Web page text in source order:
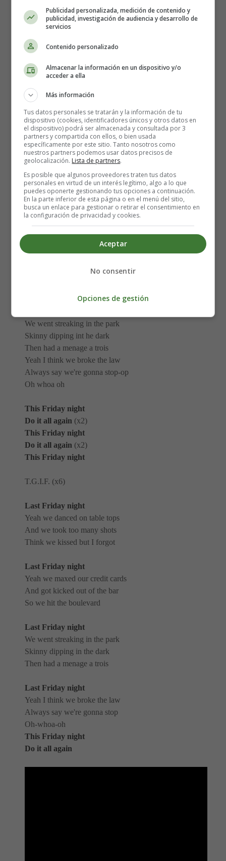
Don't know what to tell my boss
Think the city towed my car
With my favorite party dress
Think I need a ginger ale
That was such an epic fail
Pictures of last night
Ended up online, I'm screwed
Oh well
It's a blacked out blur
But I'm pretty sure it ruled
Damn
Last Friday night
Yeah we danced on table tops
And we took too many shots
Think we kissed but I forgot
Last Friday night
And got kicked out of the bars
We went streaking in the park
Skinny dipping int he dark
Then had a menage a trois
Yeah I think we broke the law
Always say we're gonna stop-op
Oh whoa oh
This Friday night
Do it all again (x2)
This Friday night
Do it all again (x2)
This Friday night
T.G.I.F. (x6)
Last Friday night
Yeah we danced on table tops
And we took too many shots
Think we kissed but I forgot
Last Friday night
Yeah we maxed our credit cards
And got kicked out of the bar
So we hit the boulevard
Last Friday night
We went streaking in the park
Skinny dipping in the dark
Then had a menage a trois
Last Friday night
Yeah I think we broke the law
Always say we're gonna stop
Oh-whoa-oh
This Friday night
Do it all again
Publicidad personalizada, medición de contenido y
publicidad, investigación de audiencia y desarrollo de
servicios
Contenido personalizado
Almacenar la información en un dispositivo y/o
acceder a ella
Más información
Tus datos personales se tratarán y la información de tu
dispositivo (cookies, identificadores únicos y otros datos en
el dispositivo) podrá ser almacenada y consultada por 3
partners y compartida con ellos, o bien usada
específicamente por este sitio. Tanto nosotros como
nuestros partners podemos usar datos precisos de
geolocalización. Lista de partners.
Es posible que algunos proveedores traten tus datos
personales en virtud de un interés legítimo, algo a lo que
puedes oponerte gestionando tus opciones a continuación.
En la parte inferior de esta página o en el menú del sitio,
busca un enlace para gestionar o retirar el consentimiento en
la configuración de privacidad y cookies.
Aceptar
No consentir
Opciones de gestión